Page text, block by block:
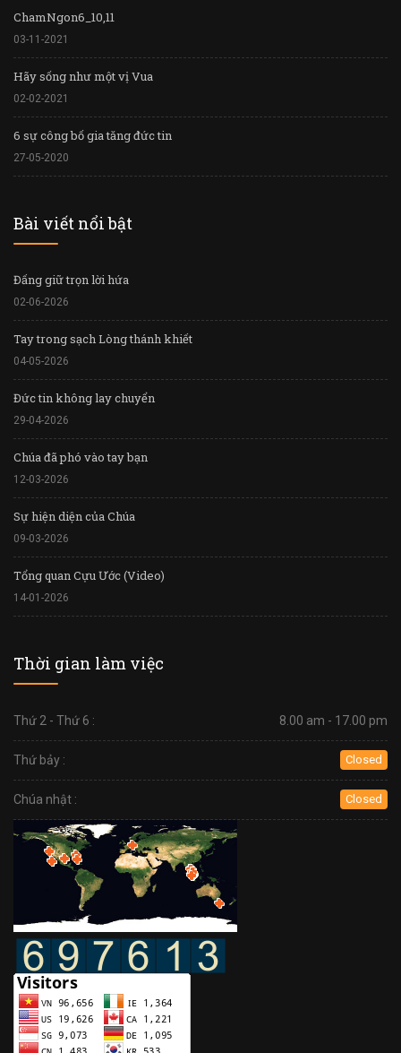
ChamNgon6_10,11
03-11-2021
Hãy sống như một vị Vua
02-02-2021
6 sự công bố gia tăng đức tin
27-05-2020
Bài viết nổi bật
Đấng giữ trọn lời hứa
02-06-2026
Tay trong sạch Lòng thánh khiết
04-05-2026
Đức tin không lay chuyển
29-04-2026
Chúa đã phó vào tay bạn
12-03-2026
Sự hiện diện của Chúa
09-03-2026
Tổng quan Cựu Ước (Video)
14-01-2026
Thời gian làm việc
Thứ 2 - Thứ 6 : 8.00 am - 17.00 pm
Thứ bảy : Closed
Chúa nhật : Closed